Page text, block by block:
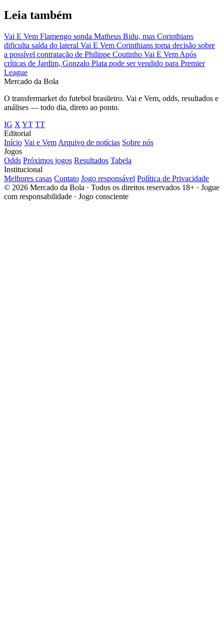
Leia também
Vai E Vem Flamengo sonda Matheus Bidu, mas Corinthians
dificulta saída do lateral Vai E Vem Corinthians toma decisão sobre
a possível contratação de Philippe Coutinho Vai E Vem Após
críticas de Jardim, Gonzalo Plata pode ser vendido para Premier
League
Mercado da Bola
O transfermarket do futebol brasileiro. Vai e Vem, odds, resultados e
análises — todo dia, direto ao ponto.
IG X YT TT
Editorial
Início Vai e Vem Arquivo de notícias Sobre nós
Jogos
Odds Próximos jogos Resultados Tabela
Institucional
Melhores casas Contato Jogo responsável Política de Privacidade
© 2026 Mercado da Bola · Todos os direitos reservados 18+ · Jogue
com responsabilidade · Jogo consciente